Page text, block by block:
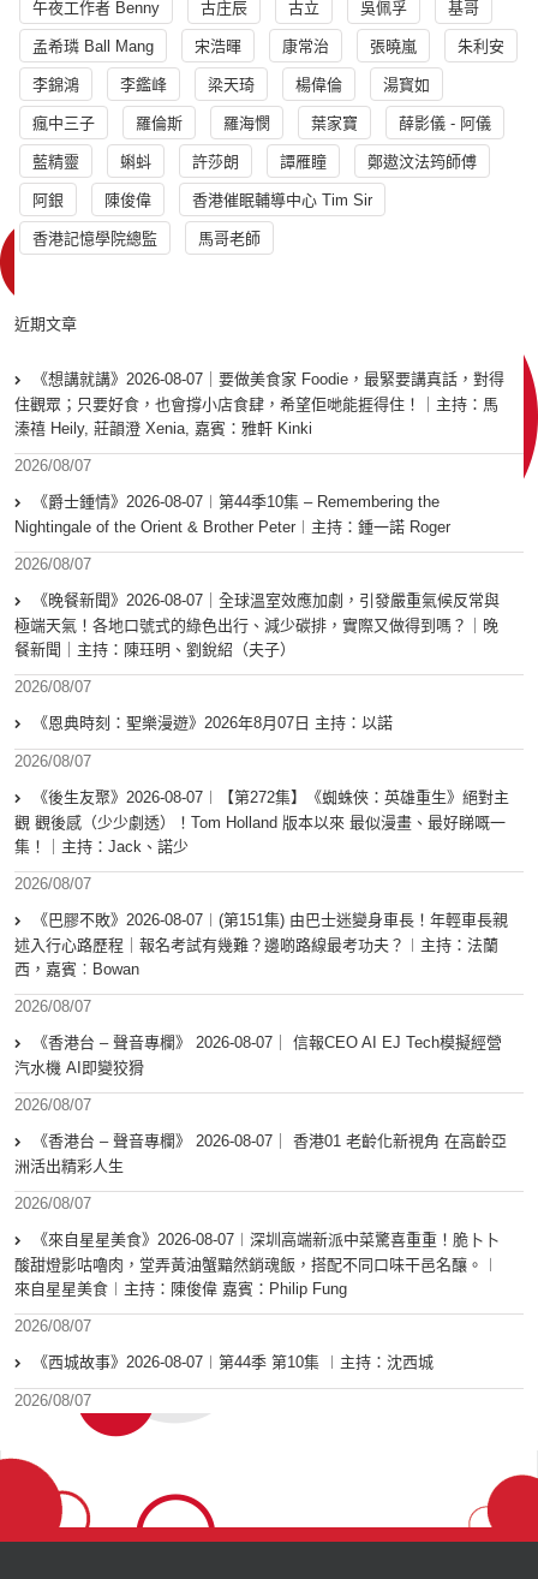
午夜工作者 Benny 古庄辰 古立 吳佩孚 基哥
孟希璘 Ball Mang 宋浩暉 康常治 張曉嵐 朱利安
李錦鴻 李鑑峰 梁天琦 楊偉倫 湯寳如
瘋中三子 羅倫斯 羅海憫 葉家寶 薛影儀 - 阿儀
藍精靈 蝌蚪 許莎朗 譚雁瞳 鄭遨汶法筠師傅
阿銀 陳俊偉 香港催眠輔導中心 Tim Sir
香港記憶學院總監 馬哥老師
近期文章
《想講就講》2026-08-07｜要做美食家 Foodie，最緊要講真話，對得
住觀眾；只要好食，也會撐小店食肆，希望佢哋能捱得住！｜主持：馬
溱禧 Heily, 莊韻澄 Xenia, 嘉賓：雅軒 Kinki
2026/08/07
《爵士鍾情》2026-08-07︱第44季10集 – Remembering the
Nightingale of the Orient & Brother Peter︱主持：鍾一諾 Roger
2026/08/07
《晚餐新聞》2026-08-07｜全球溫室效應加劇，引發嚴重氣候反常與
極端天氣！各地口號式的綠色出行、減少碳排，實際又做得到嗎？｜晚
餐新聞｜主持：陳珏明、劉銳紹（夫子）
2026/08/07
《恩典時刻：聖樂漫遊》2026年8月07日 主持：以諾
2026/08/07
《後生友聚》2026-08-07︱【第272集】《蜘蛛俠：英雄重生》絕對主
觀 觀後感（少少劇透）！Tom Holland 版本以來 最似漫畫、最好睇嘅一
集！｜主持：Jack、諾少
2026/08/07
《巴膠不敗》2026-08-07︱(第151集) 由巴士迷變身車長！年輕車長親
述入行心路歷程｜報名考試有幾難？邊啲路線最考功夫？︱主持：法蘭
西，嘉賓︰Bowan
2026/08/07
《香港台 – 聲音專欄》 2026-08-07｜ 信報CEO AI EJ Tech模擬經營
汽水機 AI即變狡猾
2026/08/07
《香港台 – 聲音專欄》 2026-08-07｜ 香港01 老齡化新視角 在高齡亞
洲活出精彩人生
2026/08/07
《來自星星美食》2026-08-07︱深圳高端新派中菜驚喜重重！脆卜卜
酸甜燈影咕嚕肉，堂弄黃油蟹黯然銷魂飯，搭配不同口味干邑名釀。︱
來自星星美食︱主持：陳俊偉 嘉賓：Philip Fung
2026/08/07
《西城故事》2026-08-07︱第44季 第10集 ︱主持：沈西城
2026/08/07